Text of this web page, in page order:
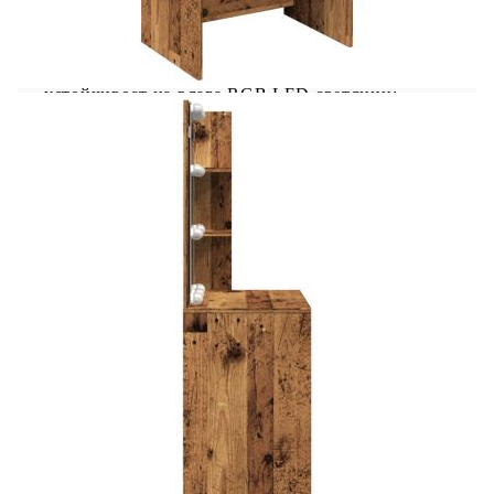
привлича вниманието! Издръжлив материал:
Инженерната дървесина е с изключително
качество с гладка повърхност и също така се
отличава със здравина, стабилност и
устойчивост на влага.RGB LED светлини:
Масичката за до диван е оборудвана с ярко RGB
LED осветление. С различни персонализирани
менюта можете лесно да промените цвета на
светлините и дори да ги настроите да се
регулират автоматично. Това LED осветление
не само подобрява съвременния вид на холната
маса, но и допринася за нейната модерна
визия.Достатъчно място за съхранение:
Просторно чекмедже и два отворени рафта на
тази масичка за гримиране осигуряват
достатъчно място за съхранение, за да
организирате вещите си и да подредите и
изчистите стаята си.Внимание: За да
предотвратите преобръщане, този продукт
трябва да се използва с предоставеното
устройство за закрепване на стена. Добре е да се
знае:Продуктът има USB конектор, който
изисква сертифициран 5V USB захранващ
източник (не е включен).